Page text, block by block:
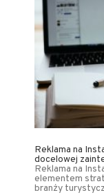
Reklama na
docelowej
Reklama na
elementem
branży